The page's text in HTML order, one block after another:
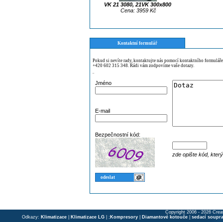
VK 21 3080, 21VK 300x800
Cena: 3959 Kč
Kontaktní formulář
Pokud si nevíte rady, kontaktujte nás pomocí kontaktního
+420 602 315 348. Rádi vám zodpovíme vaše dotazy.
¨
Jméno
E-mail
Bezpečnostní kód:
zde opište kód,
Copyright 2006 - 2026
Odkazy: Klimatizace Klimatizace LG | ; Kompresory Diamantové kotouče sedací